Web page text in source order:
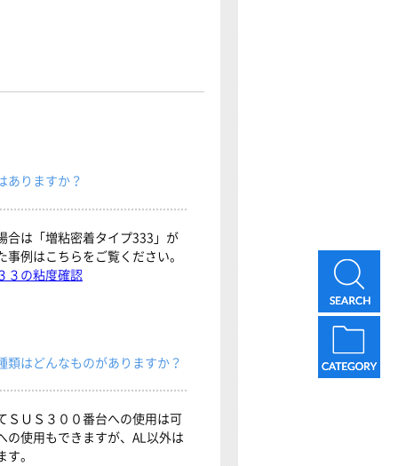
ありますか？
合は「増粘密着タイプ333」が
例はこちらをご覧ください。
３の粘度確認
類はどんなものがありますか？
ＳＵＳ３００番台への使用は可
の使用もできますが、AL以外は
。